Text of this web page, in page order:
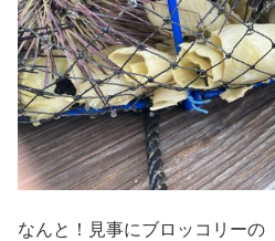
なんと！見事にブロッコリーの